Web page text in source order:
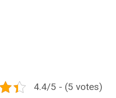
4.4/5 - (5 votes)